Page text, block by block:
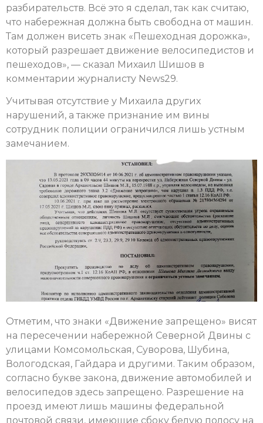
разбирательств. Всё это я сделал, так как считаю,
что набережная должна быть свободна от машин.
Там должен висеть знак «Пешеходная дорожка»,
который разрешает движение велосипедистов и
пешеходов», — сказал Михаил Шишов в
комментарии журналисту News29.
Учитывая отсутствие у Михаила других
нарушений, а также признание им вины
сотрудник полиции ограничился лишь устным
замечанием.
Отметим, что знаки «Движение запрещено» висят
на пересечении набережной Северной Двины с
улицами Комсомольская, Суворова, Шубина,
Вологодская, Гайдара и другими. Таким образом,
согласно букве закона, движение автомобилей и
велосипедов здесь запрещено. Разрешение на
проезд имеют лишь машины федеральной
почтовой связи, имеющие сбоку белую полосу на